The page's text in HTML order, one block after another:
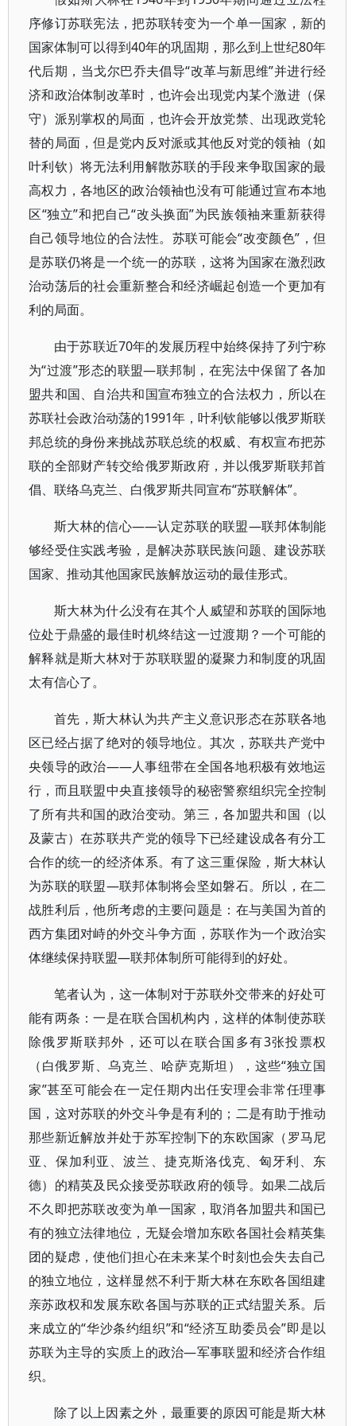
序修订苏联宪法，把苏联转变为一个单一国家，新的
国家体制可以得到40年的巩固期，那么到上世纪80年
代后期，当戈尔巴乔夫倡导“改革与新思维”并进行经
济和政治体制改革时，也许会出现党内某个激进（保
守）派别掌权的局面，也许会开放党禁、出现政党轮
替的局面，但是党内反对派或其他反对党的领袖（如
叶利钦）将无法利用解散苏联的手段来争取国家的最
高权力，各地区的政治领袖也没有可能通过宣布本地
区“独立”和把自己“改头换面”为民族领袖来重新获得
自己领导地位的合法性。苏联可能会“改变颜色”，但
是苏联仍将是一个统一的苏联，这将为国家在激烈政
治动荡后的社会重新整合和经济崛起创造一个更加有
利的局面。
由于苏联近70年的发展历程中始终保持了列宁称
为“过渡”形态的联盟—联邦制，在宪法中保留了各加
盟共和国、自治共和国宣布独立的合法权力，所以在
苏联社会政治动荡的1991年，叶利钦能够以俄罗斯联
邦总统的身份来挑战苏联总统的权威、有权宣布把苏
联的全部财产转交给俄罗斯政府，并以俄罗斯联邦首
倡、联络乌克兰、白俄罗斯共同宣布“苏联解体”。
斯大林的信心——认定苏联的联盟—联邦体制能
够经受住实践考验，是解决苏联民族问题、建设苏联
国家、推动其他国家民族解放运动的最佳形式。
斯大林为什么没有在其个人威望和苏联的国际地
位处于鼎盛的最佳时机终结这一过渡期？一个可能的
解释就是斯大林对于苏联联盟的凝聚力和制度的巩固
太有信心了。
首先，斯大林认为共产主义意识形态在苏联各地
区已经占据了绝对的领导地位。其次，苏联共产党中
央领导的政治——人事纽带在全国各地积极有效地运
行，而且联盟中央直接领导的秘密警察组织完全控制
了所有共和国的政治变动。第三，各加盟共和国（以
及蒙古）在苏联共产党的领导下已经建设成各有分工
合作的统一的经济体系。有了这三重保险，斯大林认
为苏联的联盟—联邦体制将会坚如磐石。所以，在二
战胜利后，他所考虑的主要问题是：在与美国为首的
西方集团对峙的外交斗争方面，苏联作为一个政治实
体继续保持联盟—联邦体制所可能得到的好处。
笔者认为，这一体制对于苏联外交带来的好处可
能有两条：一是在联合国机构内，这样的体制使苏联
除俄罗斯联邦外，还可以在联合国多有3张投票权
（白俄罗斯、乌克兰、哈萨克斯坦），这些“独立国
家”甚至可能会在一定任期内出任安理会非常任理事
国，这对苏联的外交斗争是有利的；二是有助于推动
那些新近解放并处于苏军控制下的东欧国家（罗马尼
亚、保加利亚、波兰、捷克斯洛伐克、匈牙利、东
德）的精英及民众接受苏联政府的领导。如果二战后
不久即把苏联改变为单一国家，取消各加盟共和国已
有的独立法律地位，无疑会增加东欧各国社会精英集
团的疑虑，使他们担心在未来某个时刻也会失去自己
的独立地位，这样显然不利于斯大林在东欧各国组建
亲苏政权和发展东欧各国与苏联的正式结盟关系。后
来成立的“华沙条约组织”和“经济互助委员会”即是以
苏联为主导的实质上的政治—军事联盟和经济合作组
织。
除了以上因素之外，最重要的原因可能是斯大林